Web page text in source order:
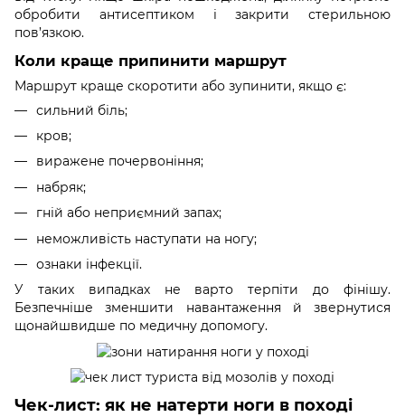
обробити антисептиком і закрити стерильною
пов’язкою.
Коли краще припинити маршрут
Маршрут краще скоротити або зупинити, якщо є:
сильний біль;
кров;
виражене почервоніння;
набряк;
гній або неприємний запах;
неможливість наступати на ногу;
ознаки інфекції.
У таких випадках не варто терпіти до фінішу.
Безпечніше зменшити навантаження й звернутися
щонайшвидше по медичну допомогу.
Чек-лист: як не натерти ноги в поході